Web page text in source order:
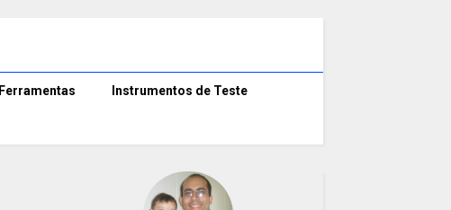
Ferramentas Instrumentos de Teste